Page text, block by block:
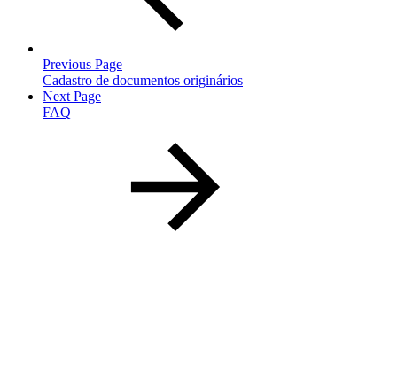
Previous Page
Cadastro de documentos originários
Next Page
FAQ